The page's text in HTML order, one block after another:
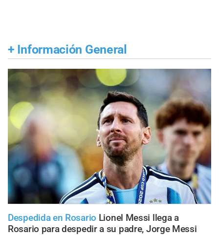
+ Información General
Despedida en Rosario Lionel Messi llega a
Rosario para despedir a su padre, Jorge Messi